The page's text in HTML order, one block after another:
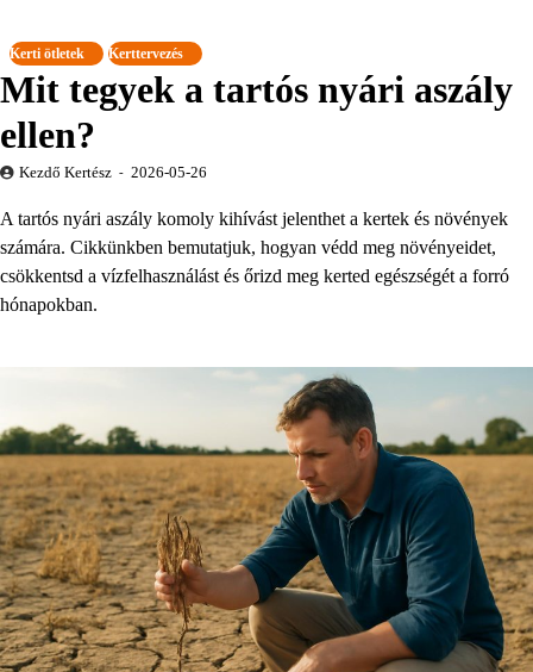
Kerti ötletek Kerttervezés
Mit tegyek a tartós nyári aszály
ellen?
Kezdő Kertész 2026-05-26
A tartós nyári aszály komoly kihívást jelenthet a kertek és növények
számára. Cikkünkben bemutatjuk, hogyan védd meg növényeidet,
csökkentsd a vízfelhasználást és őrizd meg kerted egészségét a forró
hónapokban.